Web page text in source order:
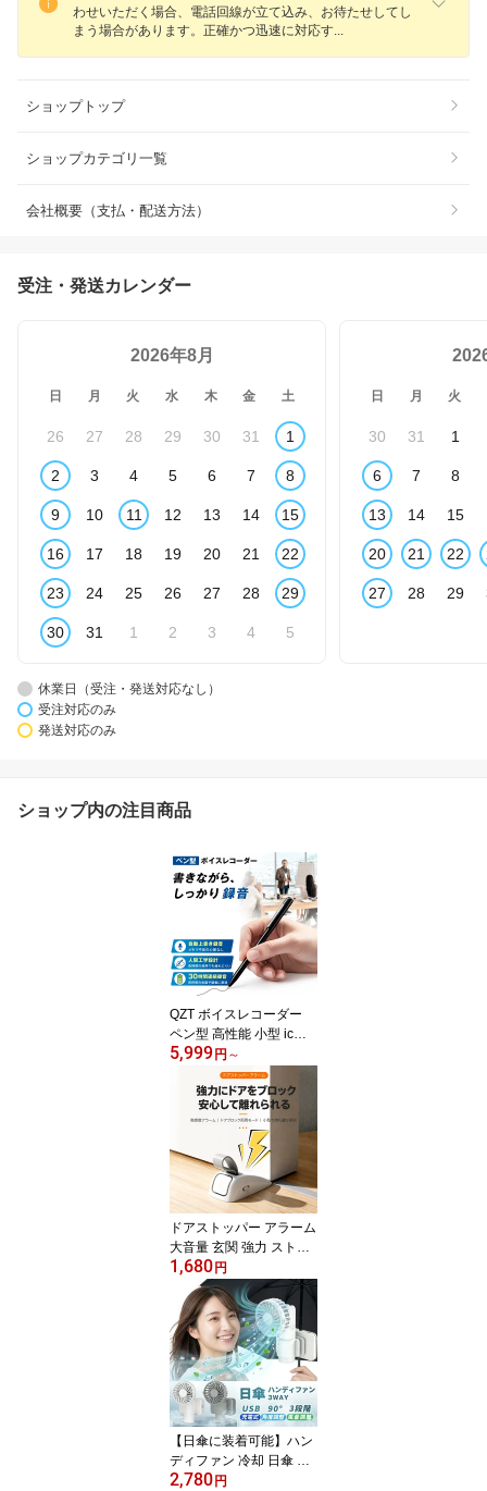
わせいただく場合、電話回線が立て込み、お待たせしてし
まう場合があります。正確かつ迅速に対応す
ショップトップ
ショップカテゴリ一覧
会社概要（支払・配送方法）
受注・発送カレンダー
2026年8月
日 月 火 水 木 金 土
26 27 28 29 30 31 1
2 3 4 5 6 7 8
9 10 11 12 13 14 15
16 17 18 19 20 21 22
23 24 25 26 27 28 29
30 31 1 2 3 4 5
日 月 火
30 31 1
6 7 8
13 14 15
20 21 22
27 28 29
休業日（受注・発送対応なし）
受注対応のみ
発送対応のみ
ショップ内の注目商品
QZT ボイスレコーダー
ペン型 高性能 小型 icレ
コーダー 録音機 小型ボ
イスレコーダー 長時間録
音 30H連続録音 5000H
保存 集音マイク ループ
録音 タイマー録音 分割
録音 OTG対応 本体削除
人間工学設計 AIノイズ低
減 極細 高音質 mp3プレ
ーヤー バレない 浮気調
査/セクハラ
5,999 円 ～
ドアストッパー アラーム
大音量 玄関 強力 ストッ
パー ドア ストッパー 滑
り止め 防犯 ノブストッ
パー ドア 窓ストッパー
ドア 隙間 振動検知 自動
作動 感度調節 空き巣対
策 一人暮らし 女性 旅行
防犯ブザー セキュリティ
窓 ロック 寝室 浴室 賃貸
侵入防止 防犯グッズ
1,680 円
【日傘に装着可能】ハン
ディファン 冷却 日傘 日
傘ハンディファン クリッ
2,780 円